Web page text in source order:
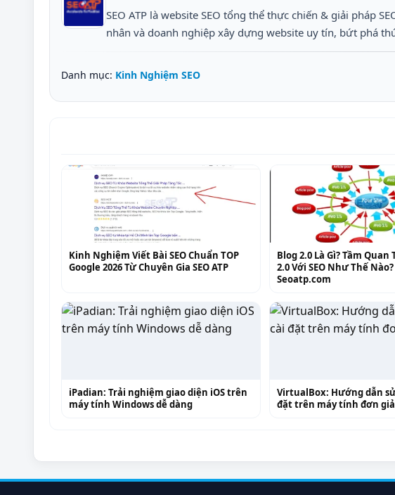
SEO ATP là website SEO tổng thể thực chiến & giải pháp
nhân và doanh nghiệp xây dựng website uy tín, bứt phá
Danh mục: Kinh Nghiệm SEO
Kinh Nghiệm Viết Bài SEO Chuẩn TOP
Google 2026 Từ Chuyên Gia SEO ATP
Blog 2.0 Là Gì? Tầm Quan
2.0 Với SEO Như Thế Nào?
Seoatp.com
iPadian: Trải nghiệm giao diện iOS trên
máy tính Windows dễ dàng
VirtualBox: Hướng dẫn
đặt trên máy tính đơn